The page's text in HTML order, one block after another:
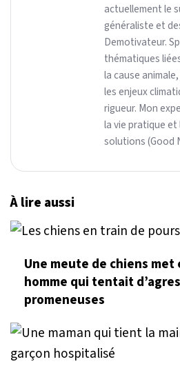
actuellement le
généraliste et
Demotivateur.
thématiques
la cause
les enjeux
rigueur. Mon
la vie pratique et
solutions (Good
À lire aussi
Une meute de chiens
homme qui tentait
promeneuses